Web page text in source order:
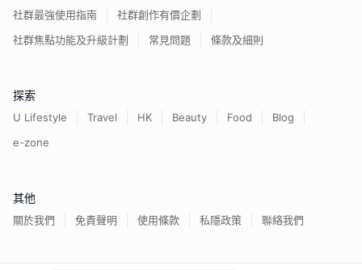
社群最強使用指南
社群創作有價企劃
社群焦點功能及升級計劃
常見問題 條款及細則
探索
U Lifestyle Travel HK Beauty Food
Blog
e-zone
其他
關於我們 免責聲明 使用條款 私隱政策 聯絡我們